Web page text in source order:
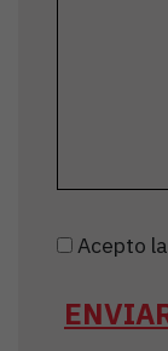
Acepto la